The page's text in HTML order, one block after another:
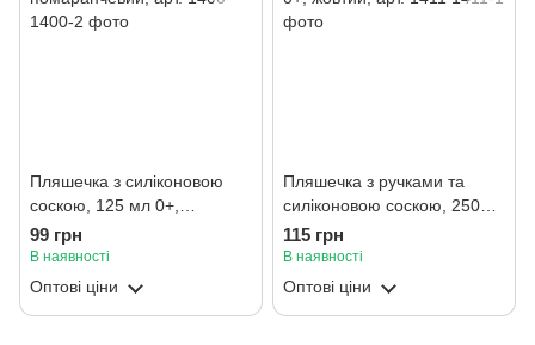
Пляшечка з силіконовою
соскою, 125 мл 0+,
помаранчевий, арт. 1400
99 грн
В наявності
Оптові ціни
Пляшечка з ручками та
силіконовою соскою, 250мл
0+, жовтий, арт. 1411
115 грн
В наявності
Оптові ціни